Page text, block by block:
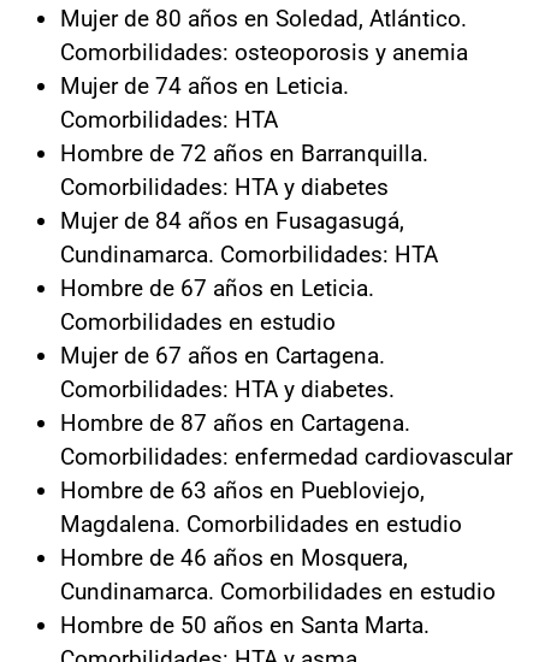
Mujer de 80 años en Soledad, Atlántico.
Comorbilidades: osteoporosis y anemia
Mujer de 74 años en Leticia.
Comorbilidades: HTA
Hombre de 72 años en Barranquilla.
Comorbilidades: HTA y diabetes
Mujer de 84 años en Fusagasugá,
Cundinamarca. Comorbilidades: HTA
Hombre de 67 años en Leticia.
Comorbilidades en estudio
Mujer de 67 años en Cartagena.
Comorbilidades: HTA y diabetes.
Hombre de 87 años en Cartagena.
Comorbilidades: enfermedad cardiovascular
Hombre de 63 años en Puebloviejo,
Magdalena. Comorbilidades en estudio
Hombre de 46 años en Mosquera,
Cundinamarca. Comorbilidades en estudio
Hombre de 50 años en Santa Marta.